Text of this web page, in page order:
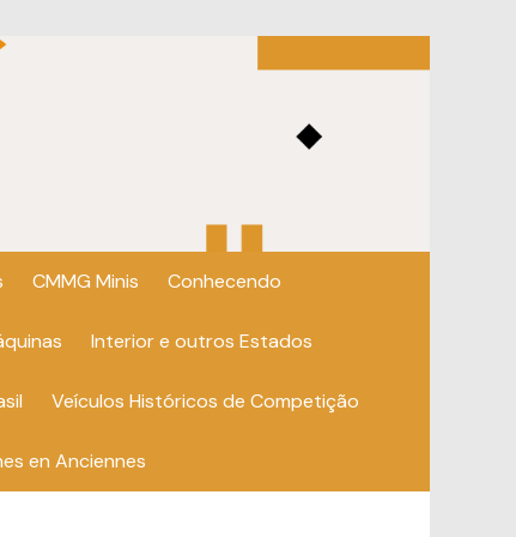
CMMG Minis Conhecendo
Interior e outros Estados
Veículos Históricos de Competição
en Anciennes